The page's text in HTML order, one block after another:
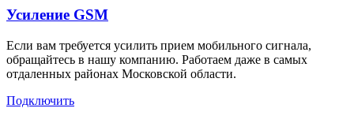
Усиление GSM
Если вам требуется усилить прием мобильного сигнала,
обращайтесь в нашу компанию. Работаем даже в самых
отдаленных районах Московской области.
Подключить